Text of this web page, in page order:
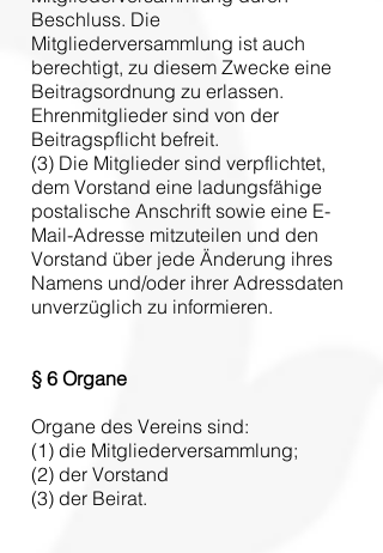
Beschluss. Die
Mitgliederversammlung ist auch
berechtigt, zu diesem Zwecke eine
Beitragsordnung zu erlassen.
Ehrenmitglieder sind von der
Beitragspflicht befreit.
(3) Die Mitglieder sind verpflichtet,
dem Vorstand eine ladungsfähige
postalische Anschrift sowie eine E-
Mail-Adresse mitzuteilen und den
Vorstand über jede Änderung ihres
Namens und/oder ihrer Adressdaten
unverzüglich zu informieren.
§ 6 Organe
Organe des Vereins sind:
(1) die Mitgliederversammlung;
(2) der Vorstand
(3) der Beirat.